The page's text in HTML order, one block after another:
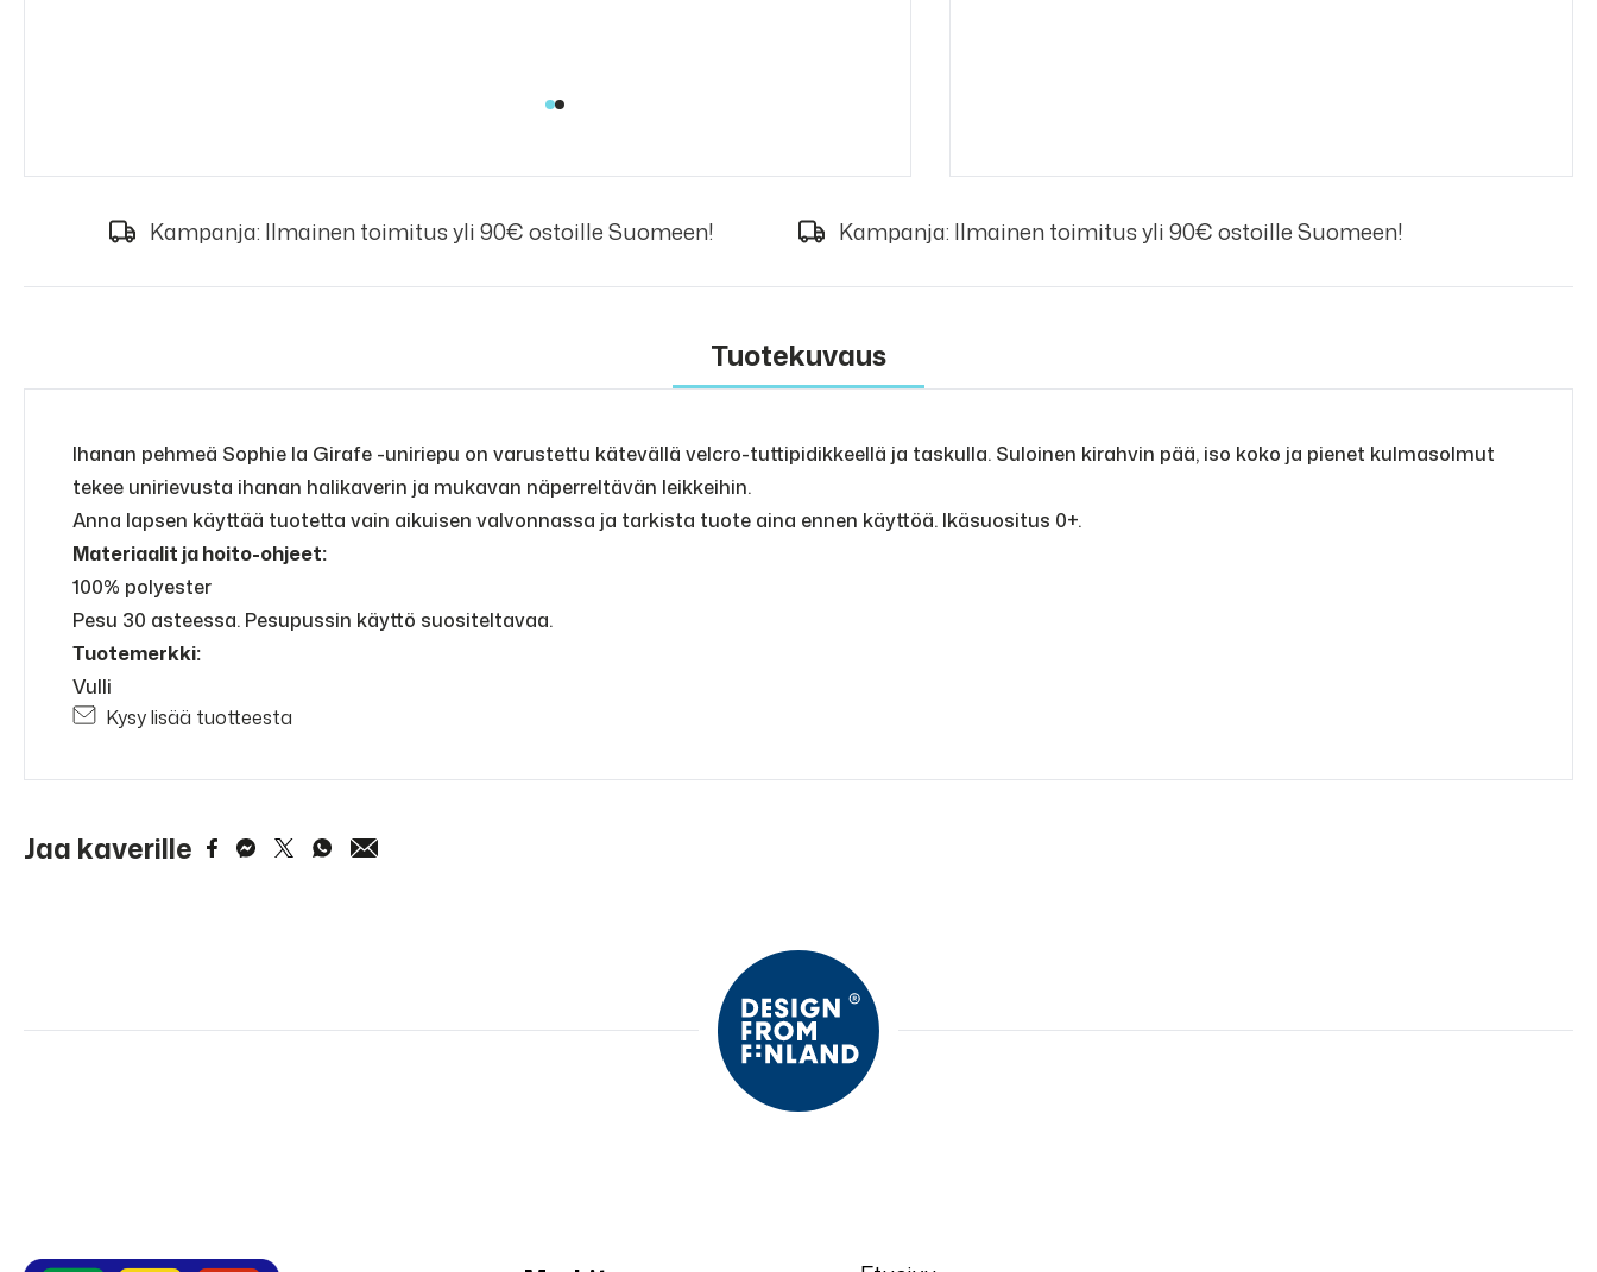
Kampanja: Ilmainen toimitus yli 90€ ostoille Suomeen! Kampanja: Ilmainen toimitus yli 90€ ostoille Suomeen!
Tuotekuvaus
Ihanan pehmeä Sophie la Girafe -uniriepu on varustettu kätevällä velcro-tuttipidikkeellä ja taskulla. Suloinen kirahvin pää, iso koko ja pienet kulmasolmut
tekee unirievusta ihanan halikaverin ja mukavan näperreltävän leikkeihin.
Anna lapsen käyttää tuotetta vain aikuisen valvonnassa ja tarkista tuote aina ennen käyttöä. Ikäsuositus 0+.
Materiaalit ja hoito-ohjeet:
100% polyester
Pesu 30 asteessa. Pesupussin käyttö suositeltavaa.
Tuotemerkki:
Vulli
Kysy lisää tuotteesta
Jaa kaverille